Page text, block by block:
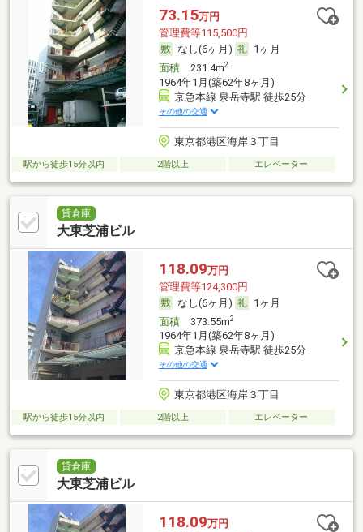
73.15万円
管理費等115,500円
なし(6ヶ月)
1ヶ月
面積231.4m2
1964年1月(築62年8ヶ月)
京急本線 泉岳寺駅 徒歩25分
その他の交通
東京都港区海岸３丁目
駅から徒歩15分以内 2階以上 エレベーター
貸倉庫
大東芝浦ビル
118.09万円
管理費等124,300円
なし(6ヶ月)
1ヶ月
面積373.55m2
1964年1月(築62年8ヶ月)
京急本線 泉岳寺駅 徒歩25分
その他の交通
東京都港区海岸３丁目
駅から徒歩15分以内 2階以上 エレベーター
貸倉庫
大東芝浦ビル
118.09万円